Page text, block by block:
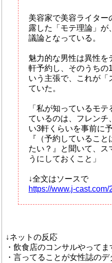
美容家で美容ライター
露した「モテ理論」が
議論となっている。
魅力的な男性は異性を
軒予約し、そのうちの
いう主張で、これが「
ていた。
「私が知っているモ
ているのは、フレンチ
い3軒くらいを事前に
『（予約しているこ
たい？』と聞いて、ス
うにしておくこと」
↓全文はソースで
https://www.j-
↓ネットの反応
・飲食店のコンサルやって
・言ってることが女性誌の